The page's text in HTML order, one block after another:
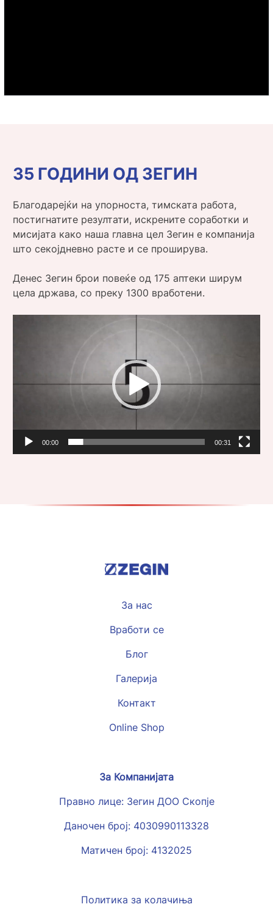
35 ГОДИНИ ОД ЗЕГИН
Благодарејќи на упорноста, тимската работа,
постигнатите резултати, искрените соработки и
мисијата како наша главна цел Зегин е компанија
што секојдневно расте и се проширува.
Денес Зегин брои повеќе од 175 аптеки ширум
цела држава, со преку 1300 вработени.
00:00 00:31
За нас
Вработи се
Блог
Галерија
Контакт
Online Shop
Политика за колачиња
За Компанијата
Правно лице: Зегин ДОО Скопје
Даночен број: 4030990113328
Матичен број: 4132025